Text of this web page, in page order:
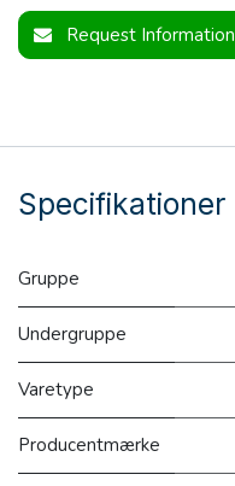
Request Information
Specifikationer
Gruppe
Undergruppe
Varetype
Producentmærke